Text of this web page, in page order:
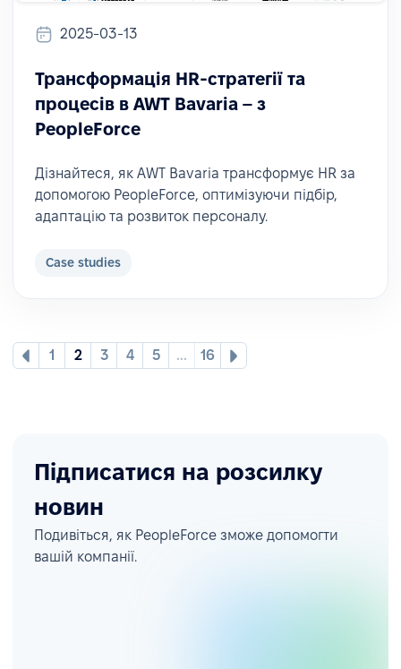
2025-03-13
Трансформація HR-стратегії та
процесів в AWT Bavaria – з
PeopleForce
Дізнайтеся, як AWT Bavaria трансформує HR за
допомогою PeopleForce, оптимізуючи підбір,
адаптацію та розвиток персоналу.
Case studies
1 2 3 4 5 ... 16
Підписатися на розсилку
новин
Подивіться, як PeopleForce зможе допомогти
вашій компанії.